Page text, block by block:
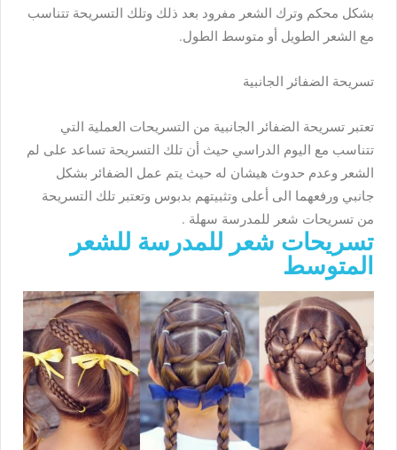
بشكل محكم وترك الشعر مفرود بعد ذلك وتلك التسريحة تتناسب
مع الشعر الطويل أو متوسط الطول.
تسريحة الضفائر الجانبية
تعتبر تسريحة الضفائر الجانبية من التسريحات العملية التي
تتناسب مع اليوم الدراسي حيث أن تلك التسريحة تساعد على لم
الشعر وعدم حدوث هيشان له حيث يتم عمل الضفائر بشكل
جانبي ورفعهما الى أعلى وتثبيتهم بدبوس وتعتبر تلك التسريحة
من تسريحات شعر للمدرسة سهلة .
تسريحات شعر للمدرسة للشعر
المتوسط